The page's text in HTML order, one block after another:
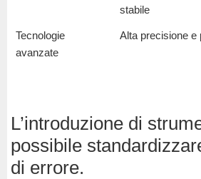
stabile
Tecnologie
avanzate
Alta precisione e
L’introduzione di
possibile
di errore.